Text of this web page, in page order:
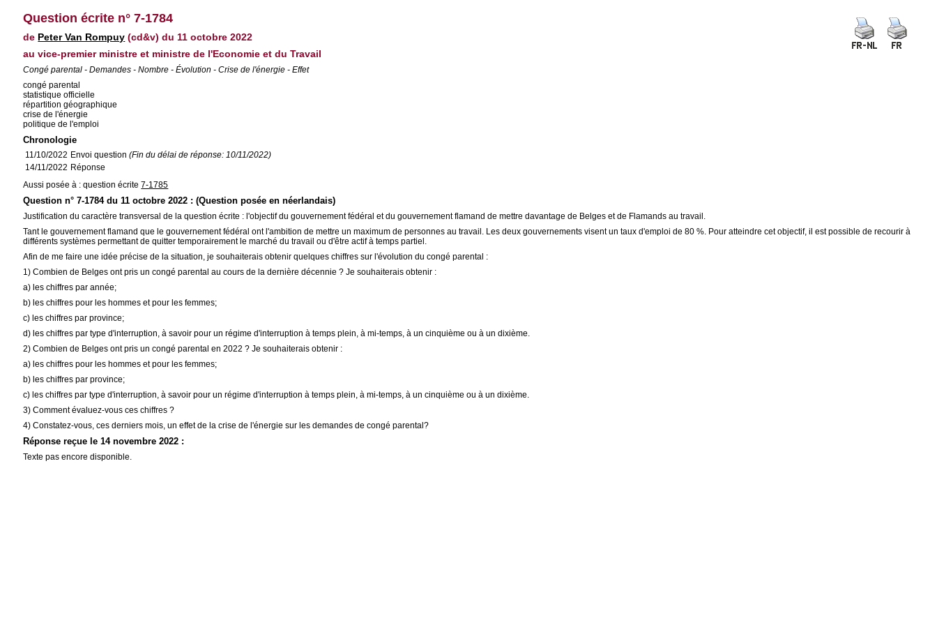
Question écrite n° 7-1784
de Peter Van Rompuy (cd&v) du 11 octobre 2022
au vice-premier ministre et ministre de l'Economie et du Travail
Congé parental - Demandes - Nombre - Évolution - Crise de l'énergie - Effet
congé parental
statistique officielle
répartition géographique
crise de l'énergie
politique de l'emploi
Chronologie
11/10/2022 Envoi question(Fin du délai de réponse: 10/11/2022)
14/11/2022 Réponse
Aussi posée à : question écrite7-1785
Question n° 7-1784 du 11 octobre 2022 : (Question posée en néerlandais)
Justification du caractère transversal de la question écrite : l'objectif du gouvernement fédéral et du gouvernement flamand de mettre davantage de Belges et de Flamands au travail.
Tant le gouvernement flamand que le gouvernement fédéral ont l'ambition de mettre un maximum de personnes au travail. Les deux gouvernements visent un taux d'emploi de 80 %. Pour atteindre cet objectif, il est possible de recourir à
différents systèmes permettant de quitter temporairement le marché du travail ou d'être actif à temps partiel.
Afin de me faire une idée précise de la situation, je souhaiterais obtenir quelques chiffres sur l'évolution du congé parental :
1) Combien de Belges ont pris un congé parental au cours de la dernière décennie ? Je souhaiterais obtenir :
a) les chiffres par année;
b) les chiffres pour les hommes et pour les femmes;
c) les chiffres par province;
d) les chiffres par type d'interruption, à savoir pour un régime d'interruption à temps plein, à mi-temps, à un cinquième ou à un dixième.
2) Combien de Belges ont pris un congé parental en 2022 ? Je souhaiterais obtenir :
a) les chiffres pour les hommes et pour les femmes;
b) les chiffres par province;
c) les chiffres par type d'interruption, à savoir pour un régime d'interruption à temps plein, à mi-temps, à un cinquième ou à un dixième.
3) Comment évaluez-vous ces chiffres ?
4) Constatez-vous, ces derniers mois, un effet de la crise de l'énergie sur les demandes de congé parental?
Réponse reçue le 14 novembre 2022 :
Texte pas encore disponible.